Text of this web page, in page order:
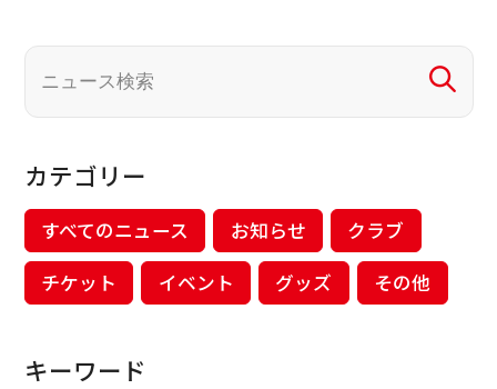
カテゴリー
すべてのニュース お知らせ
クラブ
チケット
イベント グッズ その他
キーワード